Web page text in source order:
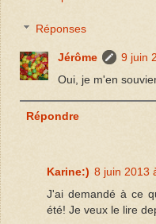
Réponses
Jérôme
9 juin
Oui, je m'en
Répondre
Karine:) 8 juin 2013
J'ai demandé à ce
été! Je veux le lire